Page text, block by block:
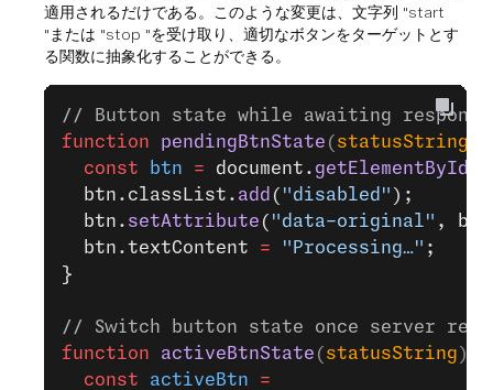
適用されるだけである。このような変更は、文字列 "start
"または "stop "を受け取り、適切なボタンをターゲットとす
る関数に抽象化することができる。
// Button state while awaiting
function pendingBtnState ( statusString
  const
btn = document. getElementById
  btn.classList.
add ( "disabled" );
  btn.
setAttribute ( "data-original" ,
  btn.textContent
= "Processing…" ;
}
// Switch button state once server
function activeBtnState ( statusString )
  const
activeBtn =